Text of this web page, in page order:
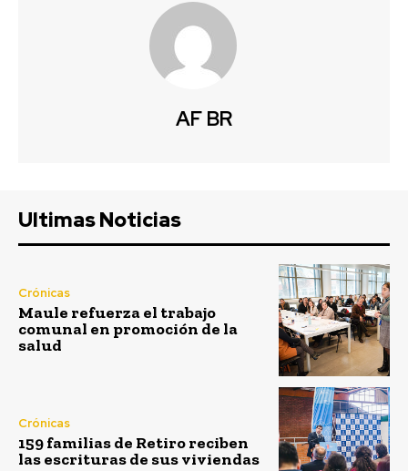
AF BR
Ultimas Noticias
Crónicas
Maule refuerza el trabajo
comunal en promoción de la
salud
Crónicas
159 familias de Retiro reciben
las escrituras de sus viviendas